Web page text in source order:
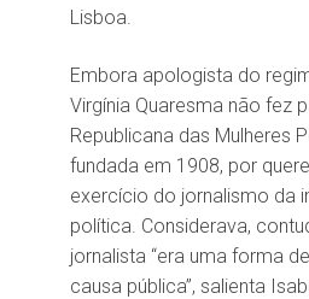
Lisboa.
Embora apologista do
Virgínia Quaresma não fez
Republicana das Mulheres
fundada em 1908, por
exercício do jornalismo da
política. Considerava,
jornalista “era uma forma
causa pública”, salienta